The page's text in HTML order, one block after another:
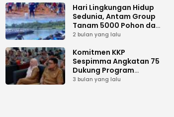
Hari Lingkungan Hidup
Sedunia, Antam Group
Tanam 5000 Pohon dan
Aksi Bersih di Sofifi
2 bulan yang lalu
Komitmen KKP
Sespimma Angkatan 75
Dukung Program
Prioritas Swasembada
3 bulan yang lalu